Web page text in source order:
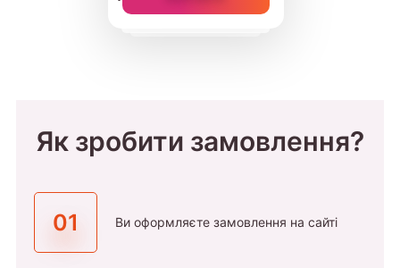
Як зробити замовлення?
01 Ви оформляєте замовлення на сайті